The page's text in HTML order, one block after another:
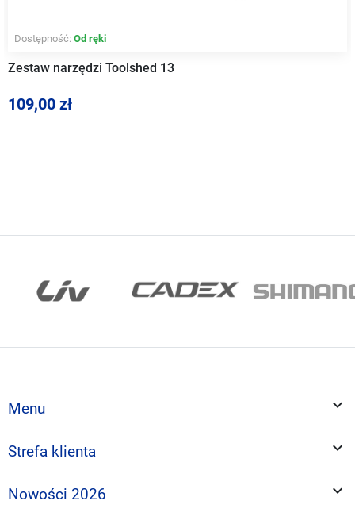
Dostępność: Od ręki
Zestaw narzędzi Toolshed 13
109,00 zł
Menu 
Strefa klienta 
Nowości 2026 